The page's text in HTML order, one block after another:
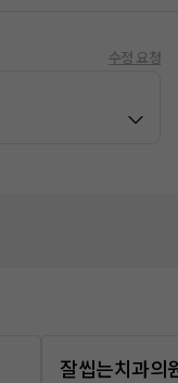
수정 요청
잘씹는치과의